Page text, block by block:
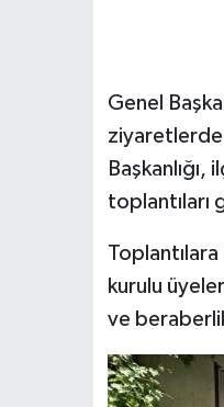
Genel
ziyaretlerde
toplantıları
kurulu
ve